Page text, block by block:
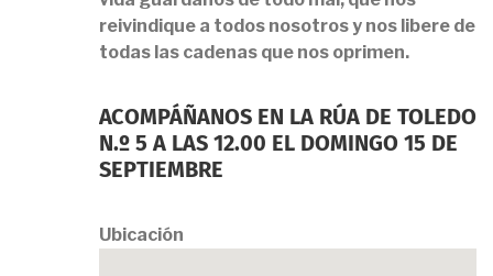
reivindique a todos nosotros y nos libere de
todas las cadenas que nos oprimen.
ACOMPÁÑANOS EN LA RÚA DE TOLEDO
N.º 5 A LAS 12.00 EL DOMINGO 15 DE
SEPTIEMBRE
Ubicación